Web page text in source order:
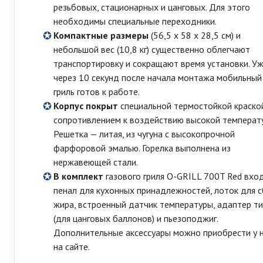
резьбовых, стационарных и цанговых. Для этого
необходимы специальные переходники.
Компактные размеры (56,5 х 58 х 28,5 см) и
небольшой вес (10,8 кг) существенно облегчают
транспортировку и сокращают время установки.
через 10 секунд после начала монтажа мобильный
гриль готов к работе.
Корпус покрыт специальной термостойкой
сопротивлением к воздействию высокой
Решетка — литая, из чугуна с высокопрочной
фарфоровой эмалью. Горелка выполнена из
нержавеющей стали.
В комплект газового гриля O-GRILL 700T Red
пенал для кухонных принадлежностей, лоток для
жира, встроенный датчик температуры, адаптер
(для цанговых баллонов) и пьезоподжиг.
Дополнительные аксессуары можно приобрести у
на сайте.